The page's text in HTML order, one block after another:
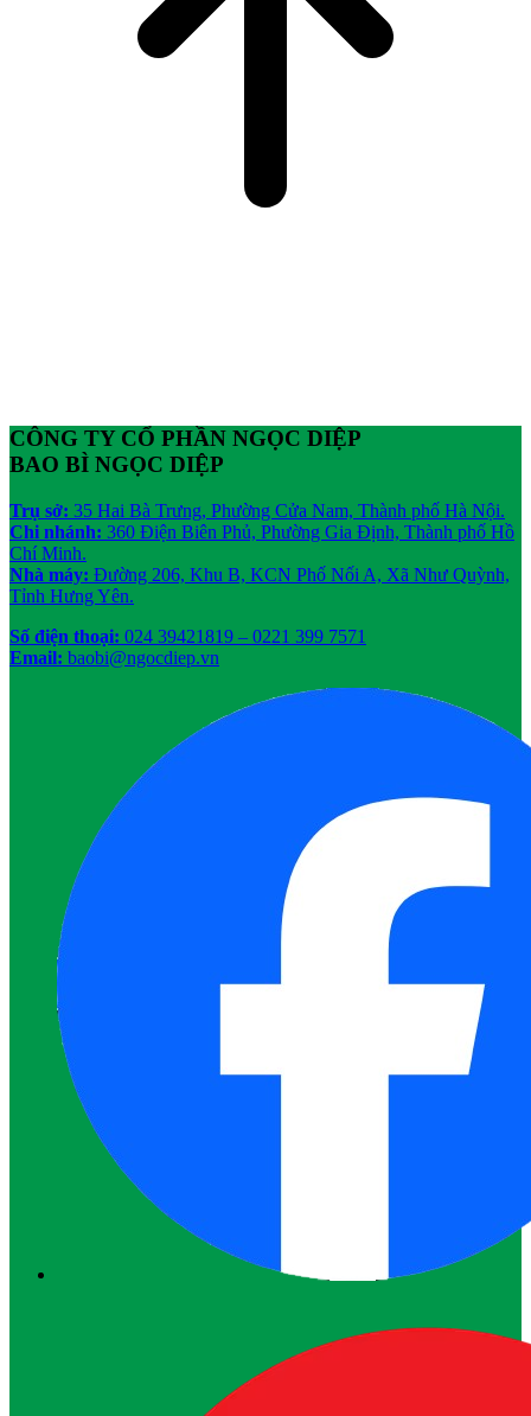
CÔNG TY CỔ PHẦN NGỌC DIỆP
BAO BÌ NGỌC DIỆP
Trụ sở: 35 Hai Bà Trưng, Phường Cửa Nam, Thành phố Hà Nội.
Chi nhánh: 360 Điện Biên Phủ, Phường Gia Định, Thành phố Hồ
Chí Minh.
Nhà máy: Đường 206, Khu B, KCN Phố Nối A, Xã Như Quỳnh,
Tỉnh Hưng Yên.
Số điện thoại: 024 39421819 – 0221 399 7571
Email: baobi@ngocdiep.vn